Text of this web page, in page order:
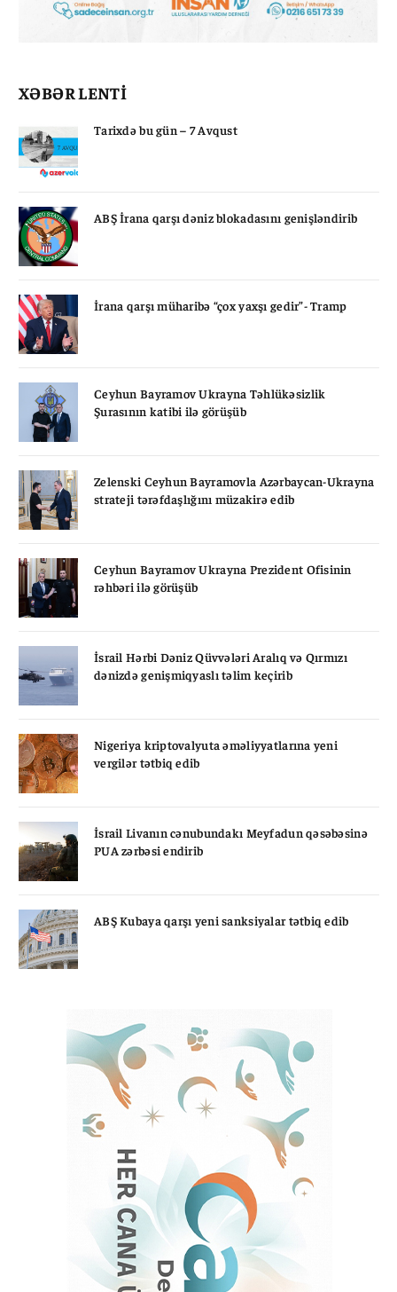
XƏBƏR LENTİ
Tarixdə bu gün – 7 Avqust
ABŞ İrana qarşı dəniz blokadasını genişləndirib
İrana qarşı müharibə “çox yaxşı gedir”- Tramp
Ceyhun Bayramov Ukrayna Təhlükəsizlik
Şurasının katibi ilə görüşüb
Zelenski Ceyhun Bayramovla Azərbaycan-Ukrayna
strateji tərəfdaşlığını müzakirə edib
Ceyhun Bayramov Ukrayna Prezident Ofisinin
rəhbəri ilə görüşüb
İsrail Hərbi Dəniz Qüvvələri Aralıq və Qırmızı
dənizdə genişmiqyaslı təlim keçirib
Nigeriya kriptovalyuta əməliyyatlarına yeni
vergilər tətbiq edib
İsrail Livanın cənubundakı Meyfadun qəsəbəsinə
PUA zərbəsi endirib
ABŞ Kubaya qarşı yeni sanksiyalar tətbiq edib